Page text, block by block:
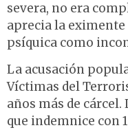
severa, no era
aprecia la
psíquica como
La acusación
Víctimas del
años más de
que indemnice con